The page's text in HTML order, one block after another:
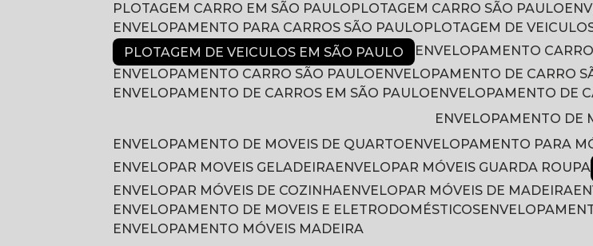
PLOTAGEM CARRO EM SÃO PAULO
PLOTAGEM CARRO SÃO PAULO
ENVELOPAMENTO PARA CARROS SÃO PAULO
PLOTAGEM DE
PLOTAGEM DE VEICULOS EM SÃO PAULO
ENVELOPAMENTO
ENVELOPAMENTO CARRO SÃO PAULO
ENVELOPAMENTO DE CARRO
ENVELOPAMENTO DE CARROS EM SÃO PAULO
ENVELOPAMENTO DE
ENVELOPAMENTO DE
ENVELOPAMENTO DE MOVEIS DE QUARTO
ENVELOPAMENTO PARA
ENVELOPAR MOVEIS GELADEIRA
ENVELOPAR MÓVEIS GUARDA ROUPA
ENVELOPAR MÓVEIS DE COZINHA
ENVELOPAR MÓVEIS DE MADEIRA
ENVELOPAMENTO DE MOVEIS E ELETRODOMÉSTICOS
ENVELOPAMENTO MÓVEIS MADEIRA